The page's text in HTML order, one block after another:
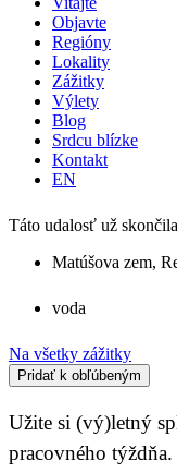
Objavte
Regióny
Lokality
Zážitky
Výlety
Blog
Srdcu blízke
Kontakt
EN
Táto udalosť už skončila
Matúšova zem,
voda
Na všetky zážitky
Pridať k obľúbeným
Užite si (vý)letný
pracovného týždňa.